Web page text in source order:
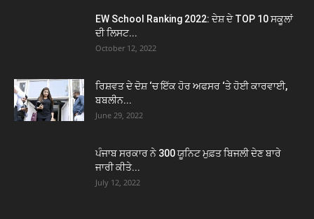
EW School Ranking 2022: ਦੇਸ਼ ਦੇ TOP 10 ਸਕੂਲਾਂ
ਦੀ ਲਿਸਟ...
October 12, 2022
ਰਿਸ਼ਵਤ ਦੇ ਦੋਸ਼ ‘ਚ ਇੱਕ ਹੋਰ ਅਫਸਰ ‘ਤੇ ਹੋਈ ਕਾਰਵਾਈ,
ਬਬਲੀਨ...
June 29, 2022
ਪੰਜਾਬ ਸਰਕਾਰ ਨੇ 300 ਯੂਨਿਟ ਮੁਫ਼ਤ ਬਿਜਲੀ ਦੇਣ ਬਾਰੇ
ਜਾਰੀ ਕੀਤੇ...
July 12, 2022